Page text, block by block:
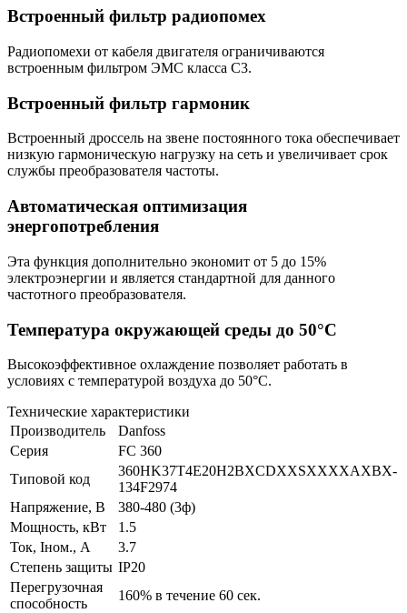
Встроенный фильтр радиопомех
Радиопомехи от кабеля двигателя ограничиваются
встроенным фильтром ЭМС класса С3.
Встроенный фильтр гармоник
Встроенный дроссель на звене постоянного тока обеспечивает
низкую гармоническую нагрузку на сеть и увеличивает срок
службы преобразователя частоты.
Автоматическая оптимизация
энергопотребления
Эта функция дополнительно экономит от 5 до 15%
электроэнергии и является стандартной для данного
частотного преобразователя.
Температура окружающей среды до 50°С
Высокоэффективное охлаждение позволяет работать в
условиях с температурой воздуха до 50°С.
Технические характеристики
Производитель
Danfoss
Серия
FC 360
Типовой код
360HK37T4E20H2BXCDXXSXXXXAXBX-
134F2974
Напряжение, В
380-480 (3ф)
Мощность, кВт
1.5
Ток, Iном., А
3.7
Степень защиты IP20
Перегрузочная
способность
160% в течение 60 сек.